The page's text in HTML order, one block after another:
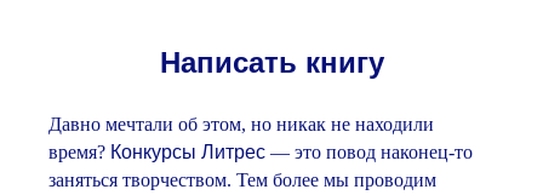
Написать книгу
Давно мечтали об этом, но никак не находили
время? Конкурсы Литрес — это повод наконец-то
заняться творчеством. Тем более мы проводим